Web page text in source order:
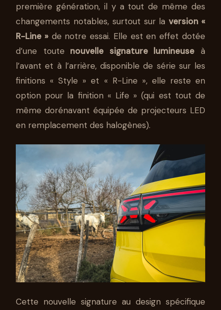
première génération, il y a tout de même des
changements notables, surtout sur laversion «
R-Line »de notre essai. Elle est en effet dotée
d’une toute nouvelle signature lumineuse à
l’avant et à l’arrière, disponible de série sur les
finitions « Style » et « R-Line », elle reste en
option pour la finition « Life » (qui est tout de
même dorénavant équipée de projecteurs LED
en remplacement des halogènes).
Cette nouvelle signature au design spécifique